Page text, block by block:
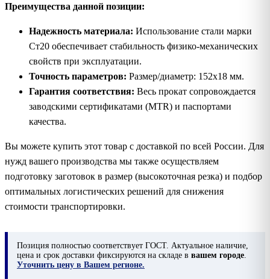
Преимущества данной позиции:
Надежность материала: Использование стали марки
Ст20 обеспечивает стабильность физико-механических
свойств при эксплуатации.
Точность параметров: Размер/диаметр: 152х18 мм.
Гарантия соответствия: Весь прокат сопровождается
заводскими сертификатами (MTR) и паспортами
качества.
Вы можете купить этот товар с доставкой по всей России. Для
нужд вашего производства мы также осуществляем
подготовку заготовок в размер (высокоточная резка) и подбор
оптимальных логистических решений для снижения
стоимости транспортировки.
Позиция полностью соответствует ГОСТ. Актуальное наличие,
цена и срок доставки фиксируются на складе в вашем городе
Уточнить цену в Вашем регионе.